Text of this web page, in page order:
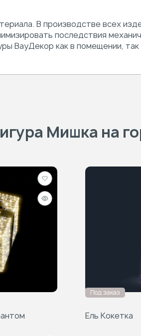
В производстве всех
последствия
ВауДекор как в помещении, так
Мишка на
Добавить
в
избранное
Быстрый
просмотр
Под заказ
Ель Кокетка